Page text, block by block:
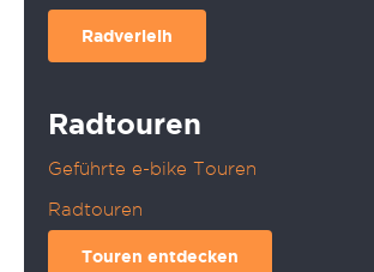
Radverleih
Radtouren
Geführte e-bike Touren
Radtouren
Touren entdecken